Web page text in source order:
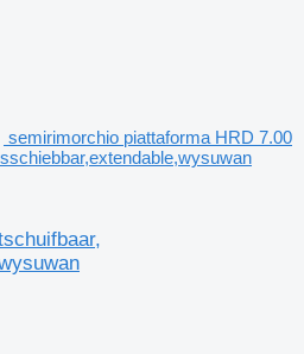
semirimorchio piattaforma HRD 7.00